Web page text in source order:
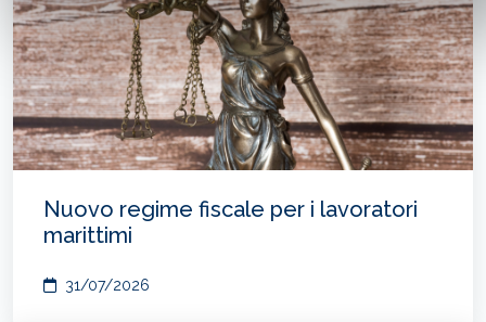
Nuovo regime fiscale per i lavoratori
marittimi
31/07/2026